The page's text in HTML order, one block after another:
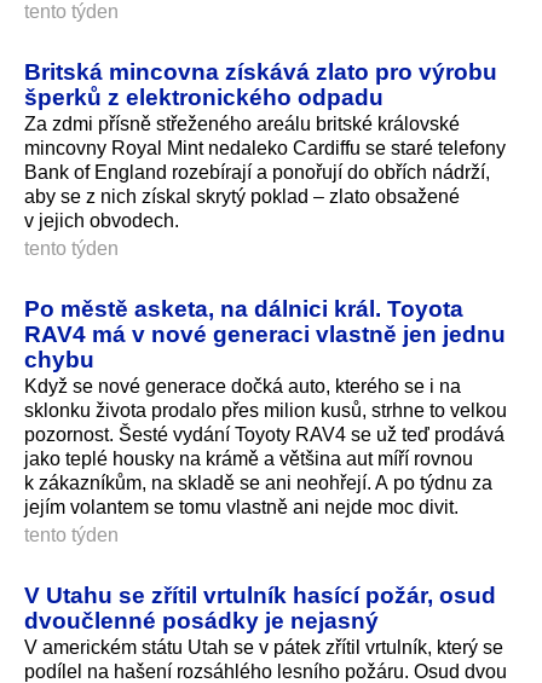
tento týden
Britská mincovna získává zlato pro výrobu
šperků z elektronického odpadu
Za zdmi přísně střeženého areálu britské královské
mincovny Royal Mint nedaleko Cardiffu se staré telefony
Bank of England rozebírají a ponořují do obřích nádrží,
aby se z nich získal skrytý poklad – zlato obsažené
v jejich obvodech.
tento týden
Po městě asketa, na dálnici král. Toyota
RAV4 má v nové generaci vlastně jen jednu
chybu
Když se nové generace dočká auto, kterého se i na
sklonku života prodalo přes milion kusů, strhne to velkou
pozornost. Šesté vydání Toyoty RAV4 se už teď prodává
jako teplé housky na krámě a většina aut míří rovnou
k zákazníkům, na skladě se ani neohřejí. A po týdnu za
jejím volantem se tomu vlastně ani nejde moc divit.
tento týden
V Utahu se zřítil vrtulník hasící požár, osud
dvoučlenné posádky je nejasný
V americkém státu Utah se v pátek zřítil vrtulník, který se
podílel na hašení rozsáhlého lesního požáru. Osud dvou